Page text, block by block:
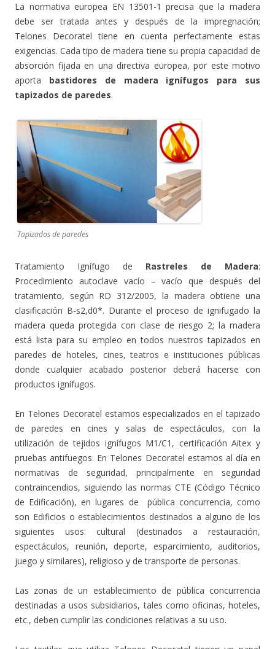
La normativa europea EN 13501-1 precisa que la madera
debe ser tratada antes y después de la impregnación;
Telones Decoratel tiene en cuenta perfectamente estas
exigencias. Cada tipo de madera tiene su propia capacidad de
absorción fijada en una directiva europea, por este motivo
aporta bastidores de madera ignífugos para sus
tapizados de paredes.
Tapizados de paredes
Tratamiento Ignífugo de Rastreles de Madera:
Procedimiento autoclave vacío – vacío que después del
tratamiento, según RD 312/2005, la madera obtiene una
clasificación B-s2,d0*. Durante el proceso de ignifugado la
madera queda protegida con clase de riesgo 2; la madera
está lista para su empleo en todos nuestros tapizados en
paredes de hoteles, cines, teatros e instituciones públicas
donde cualquier acabado posterior deberá hacerse con
productos ignífugos.
En Telones Decoratel estamos especializados en el tapizado
de paredes en cines y salas de espectáculos, con la
utilización de tejidos ignífugos M1/C1, certificación Aitex y
pruebas antifuegos. En Telones Decoratel estamos al día en
normativas de seguridad, principalmente en seguridad
contraincendios, siguiendo las normas CTE (Código Técnico
de Edificación), en lugares de pública concurrencia, como
son Edificios o establecimientos destinados a alguno de los
siguientes usos: cultural (destinados a restauración,
espectáculos, reunión, deporte, esparcimiento, auditorios,
juego y similares), religioso y de transporte de personas.
Las zonas de un establecimiento de pública concurrencia
destinadas a usos subsidiarios, tales como oficinas, hoteles,
etc., deben cumplir las condiciones relativas a su uso.